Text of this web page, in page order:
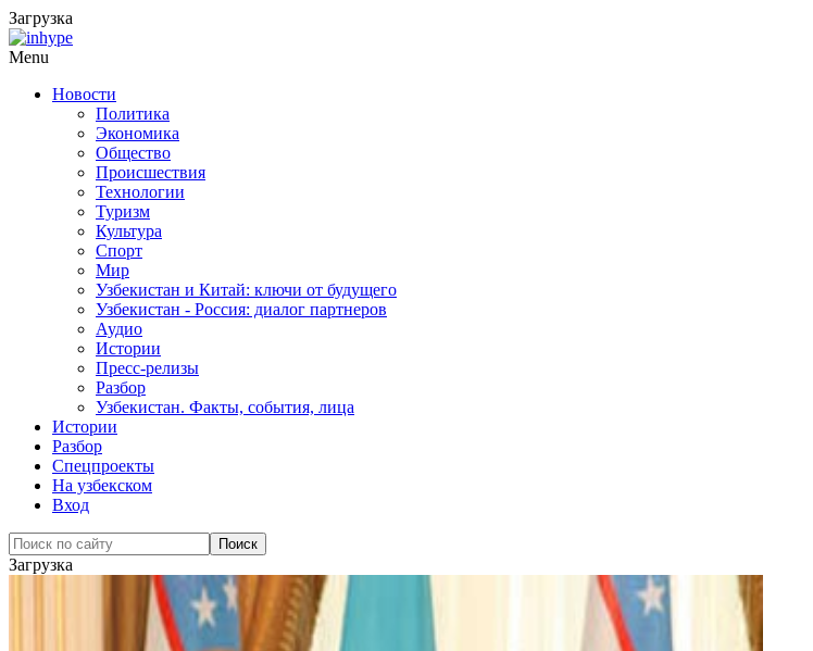
Загрузка
Menu
Новости
Политика
Экономика
Общество
Происшествия
Технологии
Туризм
Культура
Спорт
Мир
Узбекистан и Китай: ключи от будущего
Узбекистан - Россия: диалог партнеров
Аудио
Истории
Пресс-релизы
Разбор
Узбекистан. Факты, события, лица
Истории
Разбор
Спецпроекты
На узбекском
Вход
Загрузка